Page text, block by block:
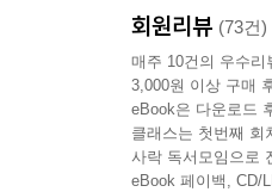
엉겁결에 일생일
단짝이 된다. 복
어른들 사이의
끊기고 만다.
- 조해진 (소설가)
회원리뷰 (73건)
매주 10건의 우수
3,000원 이상 구매
eBook은 다운로드
클래스는 첫번째 회
사락 독서모임으로
eBook 페이백, CD/